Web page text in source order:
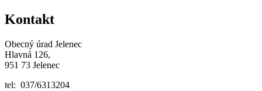
Kontakt
Obecný úrad Jelenec
Hlavná 126,
951 73 Jelenec
tel: 037/6313204